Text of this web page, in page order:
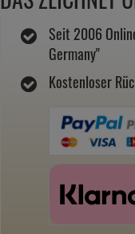
Seit 2006
Germany"
Kostenloser